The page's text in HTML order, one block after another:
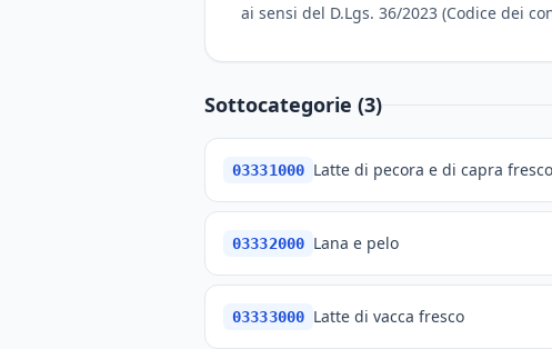
ai sensi del D.Lgs. 36/2023 (Codice dei
Sottocategorie (3)
03331000 Latte di pecora e di capra fresco
03332000 Lana e pelo
03333000 Latte di vacca fresco